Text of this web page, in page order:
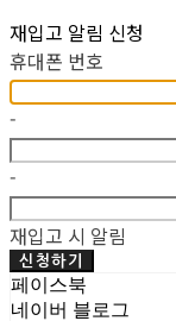
재입고 알림 신청
휴대폰 번호
-
-
재입고 시 알림
신청하기
페이스북
네이버 블로그